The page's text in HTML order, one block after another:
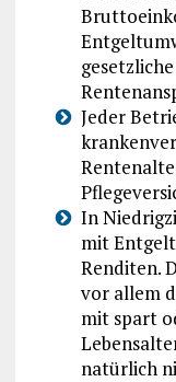
Jeder
In
mit
Renditen.
vor allem
mit spart
natürlich